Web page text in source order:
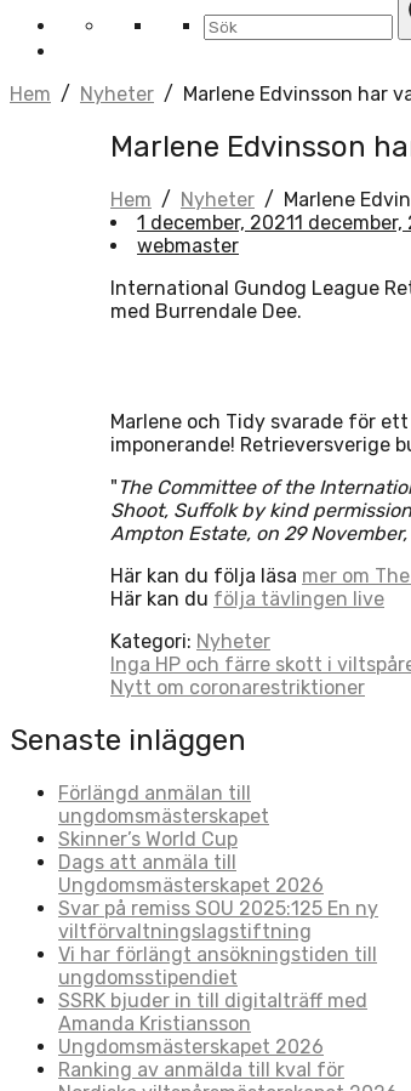
Hem / Nyheter / Marlene Edvinsson har
Marlene Edvinsson
Hem / Nyheter / Marlene
1 december, 20211 december,
webmaster
International Gundog League
med Burrendale Dee.
Marlene och Tidy svarade för
imponerande! Retrieversverige
" The Committee of the
Shoot, Suffolk by kind
Ampton Estate, on 29
Här kan du följa läsa mer om
Här kan du följa tävlingen live
Kategori: Nyheter
Post
navigation
Inga HP och färre skott i
Nytt om coronarestriktioner
Senaste inläggen
Förlängd anmälan till
ungdomsmästerskapet
Skinner’s World Cup
Dags att anmäla till
Ungdomsmästerskapet 2026
Svar på remiss SOU 2025:125 En ny
viltförvaltningslagstiftning
Vi har förlängt ansökningstiden till
ungdomsstipendiet
SSRK bjuder in till digitalträff med
Amanda Kristiansson
Ungdomsmästerskapet 2026
Ranking av anmälda till kval för